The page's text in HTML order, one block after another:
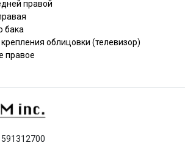
правой
бака
облицовки (телевизор)
правое